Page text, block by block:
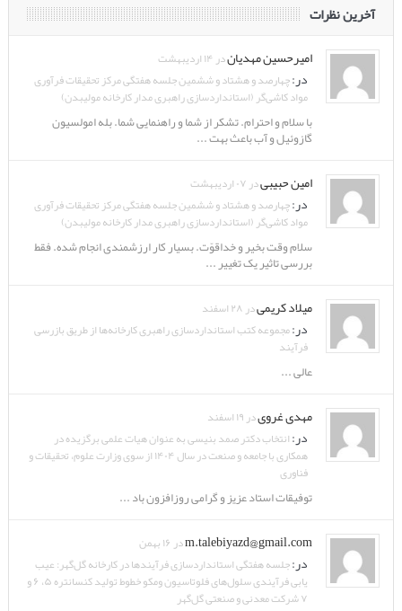
آخرین نظرات
امیرحسین مهدیاندر ۱۴ اردیبهشت
در:چهارصد و هشتاد و ششمین جلسه هفتگی مرکز تحقیقات فرآوری
مواد کاشی‌گر (استانداردسازی راهبری مدار کارخانه مولیبدن)
با سلام و احترام. تشکر از شما و راهنمایی شما. بله امولسیون
گازوئیل و آب باعث بهت ...
امین حبیبیدر ۰۷ اردیبهشت
در:چهارصد و هشتاد و ششمین جلسه هفتگی مرکز تحقیقات فرآوری
مواد کاشی‌گر (استانداردسازی راهبری مدار کارخانه مولیبدن)
سلام وقت بخیر و خداقوّت. بسیار کار ارزشمندی انجام شده. فقط
بررسی تاثیر یک تغییر ...
میلاد کریمیدر ۲۸ اسفند
در:مجموعه کتب استانداردسازی راهبری کارخانه‌ها از طریق بازرسی
فرآیند
عالی ...
مهدی غرویدر ۱۹ اسفند
در:انتخاب دکتر صمد بنیسی به عنوان هیات علمی برگزیده در
همکاری با جامعه و صنعت در سال ۱۴۰۴ از سوی وزارت علوم، تحقیقات و
فناوری
توفیقات استاد عزیز و گرامی روزافزون باد ...
m.talebiyazd@gmail.comدر ۱۶ بهمن
در:جلسه هفتگی استانداردسازی فرآیندها در کارخانه گل‌گهر: عیب
یابی فرآیندی سلول‌های فلوتاسیون ومکو خطوط تولید کنسانتره ۵، ۶ و
۷ شرکت معدنی و صنعتی گل‌گهر